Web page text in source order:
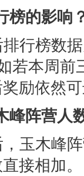
榜的影响
行榜数
若本周前
励依然
峰阵营人
玉木峰
接相加。